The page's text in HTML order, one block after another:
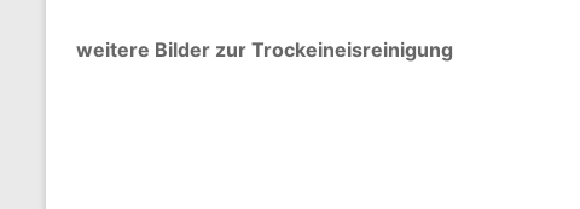
weitere Bilder zur Trockeineisreinigung